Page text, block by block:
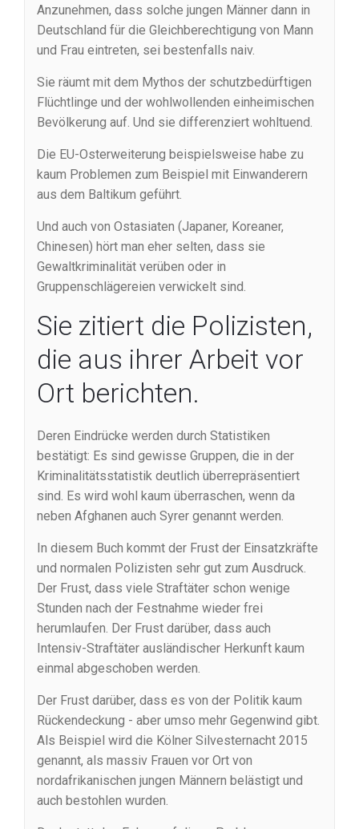
Anzunehmen, dass solche jungen Männer dann in
Deutschland für die Gleichberechtigung von Mann
und Frau eintreten, sei bestenfalls naiv.
Sie räumt mit dem Mythos der schutzbedürftigen
Flüchtlinge und der wohlwollenden einheimischen
Bevölkerung auf. Und sie differenziert wohltuend.
Die EU-Osterweiterung beispielsweise habe zu
kaum Problemen zum Beispiel mit Einwanderern
aus dem Baltikum geführt.
Und auch von Ostasiaten (Japaner, Koreaner,
Chinesen) hört man eher selten, dass sie
Gewaltkriminalität verüben oder in
Gruppenschlägereien verwickelt sind.
Sie zitiert die Polizisten,
die aus ihrer Arbeit vor
Ort berichten.
Deren Eindrücke werden durch Statistiken
bestätigt: Es sind gewisse Gruppen, die in der
Kriminalitätsstatistik deutlich überrepräsentiert
sind. Es wird wohl kaum überraschen, wenn da
neben Afghanen auch Syrer genannt werden.
In diesem Buch kommt der Frust der Einsatzkräfte
und normalen Polizisten sehr gut zum Ausdruck.
Der Frust, dass viele Straftäter schon wenige
Stunden nach der Festnahme wieder frei
herumlaufen. Der Frust darüber, dass auch
Intensiv-Straftäter ausländischer Herkunft kaum
einmal abgeschoben werden.
Der Frust darüber, dass es von der Politik kaum
Rückendeckung - aber umso mehr Gegenwind gibt.
Als Beispiel wird die Kölner Silvesternacht 2015
genannt, als massiv Frauen vor Ort von
nordafrikanischen jungen Männern belästigt und
auch bestohlen wurden.